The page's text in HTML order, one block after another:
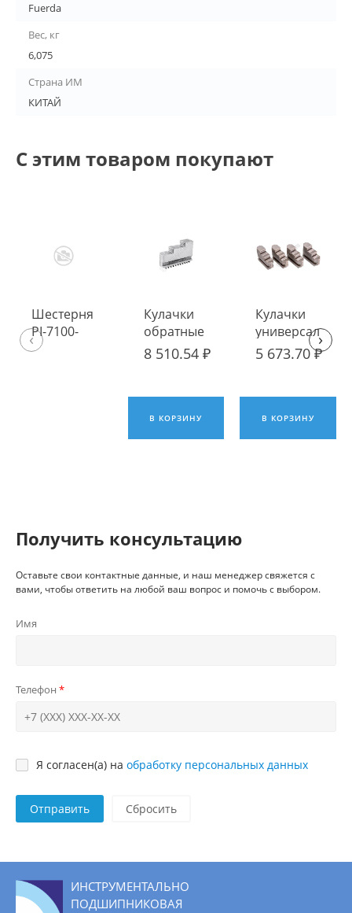
Fuerda
Вес, кг
6,075
Страна ИМ
КИТАЙ
С этим товаром покупают
Шестерня
PI-7100-
250
Кулачки
обратные
к
DK11,
GK11-200
FUERDA
8 510.54 ₽
В КОРЗИНУ
Кулачки
универсальные
к токарным
5 673.70 ₽
В КОРЗИНУ
‹ ›
Получить консультацию
Оставьте свои контактные данные, и наш менеджер свяжется с
вами, чтобы ответить на любой ваш вопрос и помочь с выбором.
Имя
Телефон
Я согласен(а) на обработку персональных данных
Отправить
ИНСТРУМЕНТАЛЬНО
ПОДШИПНИКОВАЯ